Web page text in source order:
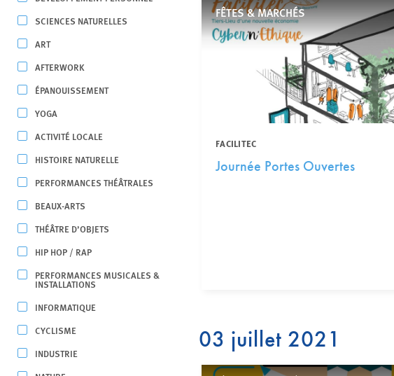
SCIENCES NATURELLES
ART
AFTERWORK
ÉPANOUISSEMENT
YOGA
ACTIVITÉ LOCALE
HISTOIRE NATURELLE
PERFORMANCES THÉÂTRALES
BEAUX-ARTS
THÉÂTRE D’OBJETS
HIP HOP / RAP
PERFORMANCES MUSICALES &
INSTALLATIONS
INFORMATIQUE
CYCLISME
INDUSTRIE
FÊTES & MARCHÉS
FACILITEC
Journée Portes Ouvertes
03 juillet 2021